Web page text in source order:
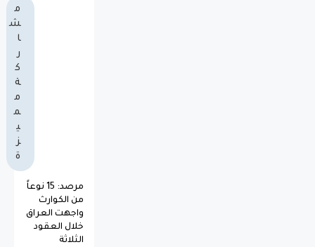
م
ش
ا
ر
ك
ة
م
م
ي
ز
ة
مرصد: 15 نوعاً
من الكوارث
واجهت العراق
خلال العقود
الثلاثة